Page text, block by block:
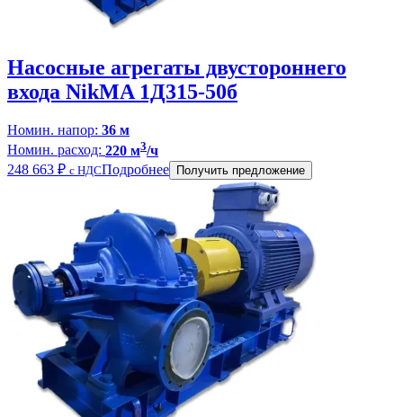
Насосные агрегаты двустороннего
входа NikMA 1Д315-50б
Номин. напор: 36 м
Номин. расход: 220 м3/ч
248 663 ₽ с НДСПодробнее Получить предложение